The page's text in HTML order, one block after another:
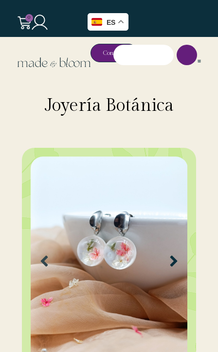
ES
0
Contacto
Joyería Botánica